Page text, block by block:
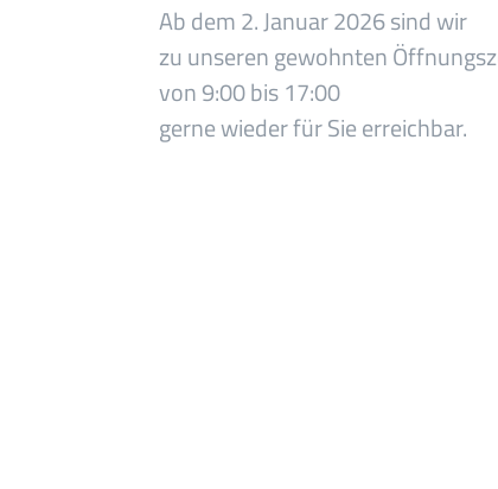
Ab dem 2. Januar 2026 sind wir
zu unseren gewohnten
von 9:00 bis 17:00
gerne wieder für Sie erreichbar.